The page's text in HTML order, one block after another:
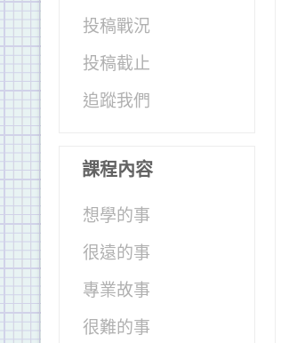
投稿戰況
投稿截止
追蹤我們
課程內容
想學的事
很遠的事
專業故事
很難的事